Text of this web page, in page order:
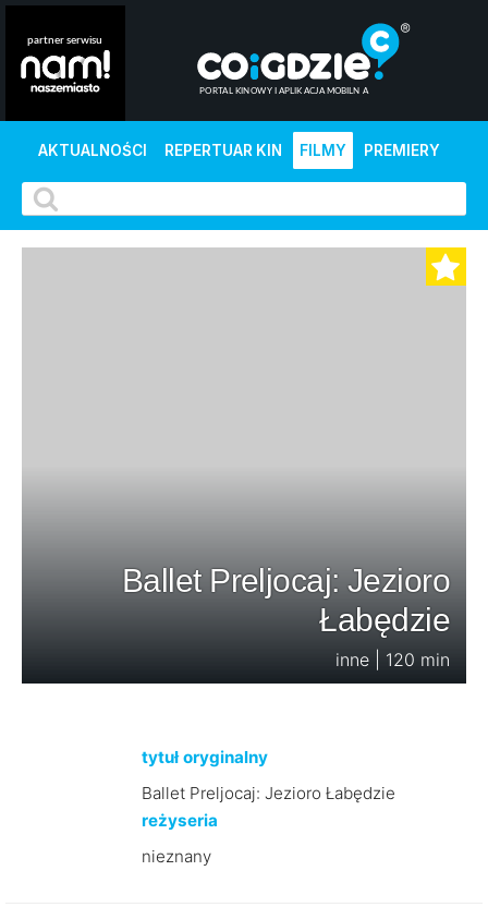
AKTUALNOŚCI REPERTUAR KIN FILMY PREMIERY
Ballet Preljocaj: Jezioro
Łabędzie
inne | 120 min
tytuł oryginalny
Ballet Preljocaj: Jezioro Łabędzie
reżyseria
nieznany